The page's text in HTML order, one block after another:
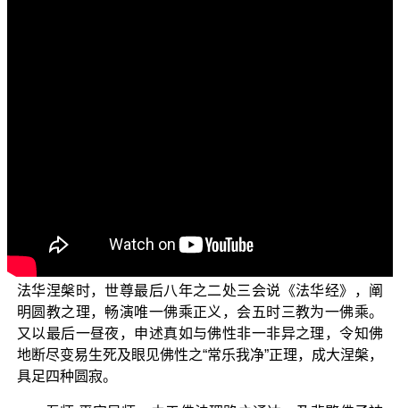
是别相智中之种智所摄。般若诸经，乃七住至十回向位所
修证者；方等诸经，则是十地所修证之种智故。而第五之
法华涅槃时，世尊最后八年之二处三会说《法华经》，阐
明圆教之理，畅演唯一佛乘正义，会五时三教为一佛乘。
又以最后一昼夜，申述真如与佛性非一非异之理，令知佛
地断尽变易生死及眼见佛性之“常乐我净”正理，成大涅槃，
具足四种圆寂。